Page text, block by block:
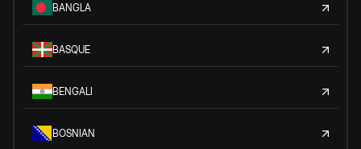
BANGLA
BASQUE
BENGALI
BOSNIAN